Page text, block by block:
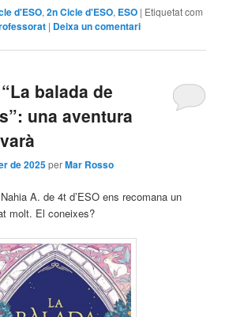
d'ESO,2n Cicle d'ESO, ESO | Etiquetat com
| Deixa un comentari
balada de
una aventura
de 2025perMar Rosso
A. de 4t d’ESO ens recomana un
molt. El coneixes?